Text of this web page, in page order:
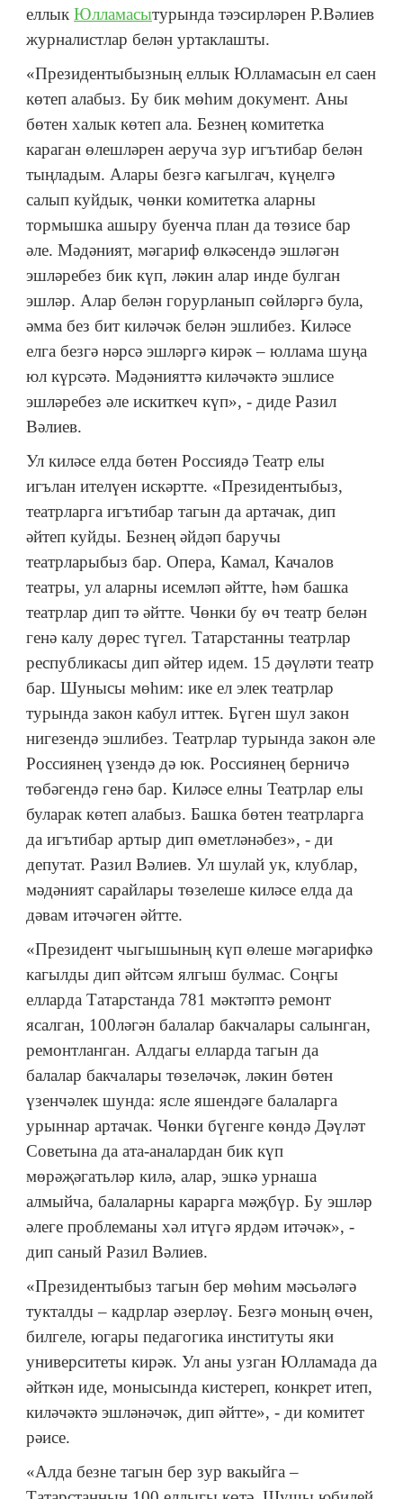
еллык Юлламасытурында тәэсирләрен Р.Вәлиев
журналистлар белән уртаклашты.
«Президентыбызның еллык Юлламасын ел саен
көтеп алабыз. Бу бик мөһим документ. Аны
бөтен халык көтеп ала. Безнең комитетка
караган өлешләрен аеруча зур игътибар белән
тыңладым. Алары безгә кагылгач, күңелгә
салып куйдык, чөнки комитетка аларны
тормышка ашыру буенча план да төзисе бар
әле. Мәдәният, мәгариф өлкәсендә эшләгән
эшләребез бик күп, ләкин алар инде булган
эшләр. Алар белән горурланып сөйләргә була,
әмма без бит киләчәк белән эшлибез. Киләсе
елга безгә нәрсә эшләргә кирәк – юллама шуңа
юл күрсәтә. Мәдәнияттә киләчәктә эшлисе
эшләребез әле искиткеч күп», - диде Разил
Вәлиев.
Ул киләсе елда бөтен Россиядә Театр елы
игълан ителүен искәртте. «Президентыбыз,
театрларга игътибар тагын да артачак, дип
әйтеп куйды. Безнең әйдәп баручы
театрларыбыз бар. Опера, Камал, Качалов
театры, ул аларны исемләп әйтте, һәм башка
театрлар дип тә әйтте. Чөнки бу өч театр белән
генә калу дөрес түгел. Татарстанны театрлар
республикасы дип әйтер идем. 15 дәүләти театр
бар. Шунысы мөһим: ике ел элек театрлар
турында закон кабул иттек. Бүген шул закон
нигезендә эшлибез. Театрлар турында закон әле
Россиянең үзендә дә юк. Россиянең берничә
төбәгендә генә бар. Киләсе елны Театрлар елы
буларак көтеп алабыз. Башка бөтен театрларга
да игътибар артыр дип өметләнәбез», - ди
депутат. Разил Вәлиев. Ул шулай ук, клублар,
мәдәният сарайлары төзелеше киләсе елда да
дәвам итәчәген әйтте.
«Президент чыгышының күп өлеше мәгарифкә
кагылды дип әйтсәм ялгыш булмас. Соңгы
елларда Татарстанда 781 мәктәптә ремонт
ясалган, 100ләгән балалар бакчалары салынган,
ремонтланган. Алдагы елларда тагын да
балалар бакчалары төзеләчәк, ләкин бөтен
үзенчәлек шунда: ясле яшендәге балаларга
урыннар артачак. Чөнки бүгенге көндә Дәүләт
Советына да ата-аналардан бик күп
мөрәҗәгатьләр килә, алар, эшкә урнаша
алмыйча, балаларны карарга мәҗбүр. Бу эшләр
әлеге проблеманы хәл итүгә ярдәм итәчәк», -
дип саный Разил Вәлиев.
«Президентыбыз тагын бер мөһим мәсьәләгә
тукталды – кадрлар әзерләү. Безгә моның өчен,
билгеле, югары педагогика институты яки
университеты кирәк. Ул аны узган Юлламада да
әйткән иде, монысында кистереп, конкрет итеп,
киләчәктә эшләнәчәк, дип әйтте», - ди комитет
рәисе.
«Алда безне тагын бер зур вакыйга –